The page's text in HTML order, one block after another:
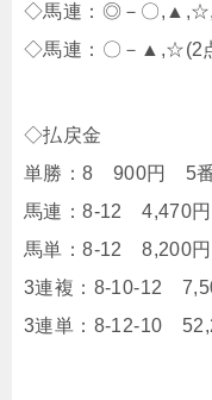
◇馬連：◎－〇
◇馬連：〇－▲,☆(2
◇払戻金
単勝：8 900円 5
馬連：8-12 4,470
馬単：8-12 8,200
3連複：8-10-12
3連単：8-12-10